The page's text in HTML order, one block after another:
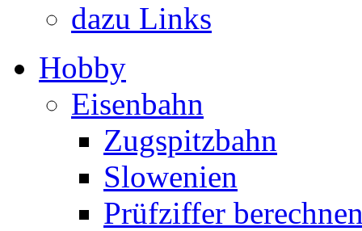
dazu Links
Hobby
Eisenbahn
Zugspitzbahn
Slowenien
Prüfziffer